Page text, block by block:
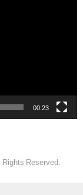
00:23
Reserved.